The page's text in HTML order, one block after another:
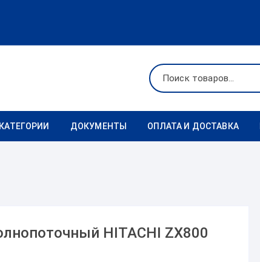
КАТЕГОРИИ ДОКУМЕНТЫ ОПЛАТА И ДОСТАВКА
HITACHI ZX800